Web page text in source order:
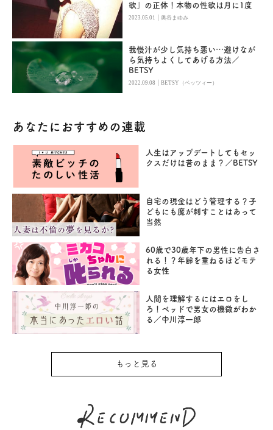
欲」の正体！本物の性欲は月に1度
2023.05.01 |奥谷まゆみ
我慢汁が少し気持ち悪い…避けなが
ら気持ちよくしてあげる方法／
BETSY
2022.09.08 |BETSY（ベッツィー）
あなたにおすすめの連載
人生はアップデートしてもセッ
クスだけは昔のまま？／BETSY
自宅の現金はどう管理する？子
どもにも魔が刺すことはあって
当然
60歳で30歳年下の男性に告白さ
れる！？年齢を重ねるほどモテ
る女性
人間を理解するにはエロをし
ろ！ベッドで男女の機微がわか
る／中川淳一郎
もっと見る